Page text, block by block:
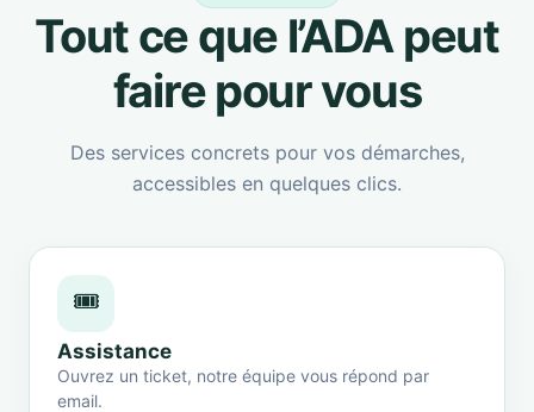
Tout ce que l’ADA peut
faire pour vous
Des services concrets pour vos démarches,
accessibles en quelques clics.
🎟️
Assistance
Ouvrez un ticket, notre équipe vous répond par
email.